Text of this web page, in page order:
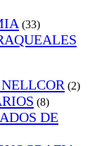
(33)
(2)
(8)
DE